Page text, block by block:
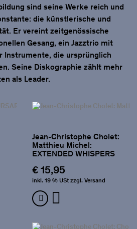
sind seine Werke reich und
die künstlerische und
Er vereint zeitgenössische
Gesang, ein Jazztrio mit
Instrumente, die ursprünglich
Seine Diskographie zählt mehr
als Leader.
Jean-Christophe Cholet:
Matthieu Michel:
EXTENDED WHISPERS
€ 15,95
inkl. 19 % USt zzgl. Versand